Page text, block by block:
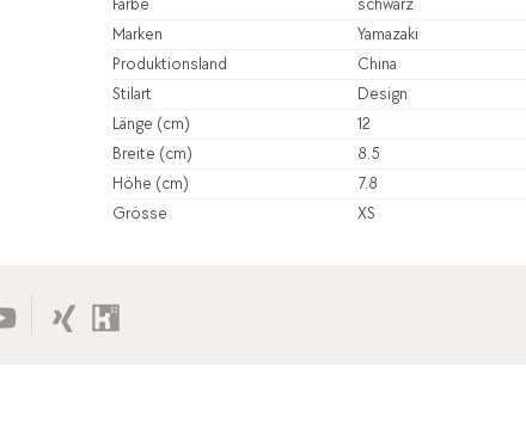
Farbe
schwarz
Marken
Yamazaki
Produktionsland
China
Stilart
Design
Länge (cm)
12
Breite (cm)
8.5
Höhe (cm)
7.8
Grösse
XS